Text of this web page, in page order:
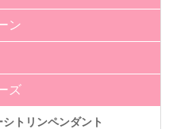
ン
ズ
トリンペンダント